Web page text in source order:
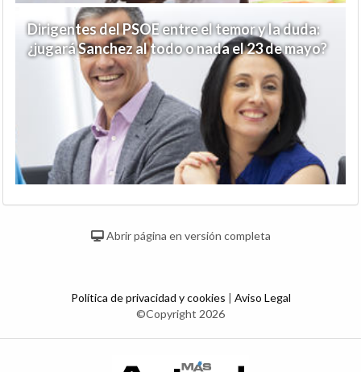
Dirigentes del PSOE entre el temor y la duda:
¿jugará Sanchez al todo o nada el 23 de mayo?
Abrir página en versión completa
Política de privacidad y cookies | Aviso Legal
©Copyright 2026